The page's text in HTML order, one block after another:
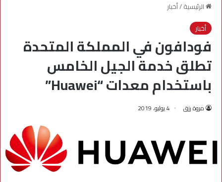
الرئيسية/أخبار
أخبار
فودافون في المملكة المتحدة
تطلق خدمة الجيل الخامس
باستخدام معدات “Huawei”
مروة رزق 4 يوليو، 2019